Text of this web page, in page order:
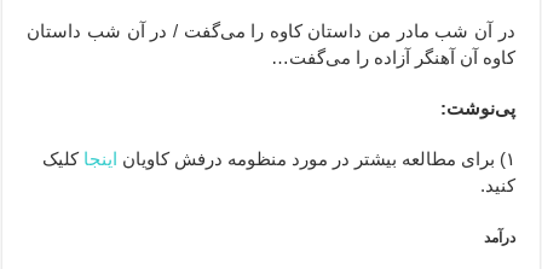
در آن شب مادر من داستان کاوه را می‌گفت / در آن شب داستان
کاوه آن آهنگر آزاده را می‌گفت…
پی‌نوشت:
۱) برای مطالعه بیشتر در مورد منظومه درفش کاویان اینجاکلیک
کنید.
درآمد